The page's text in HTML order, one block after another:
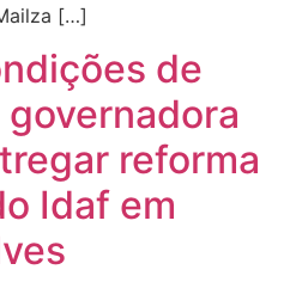
[…]
de
governadora
reforma
Idaf em